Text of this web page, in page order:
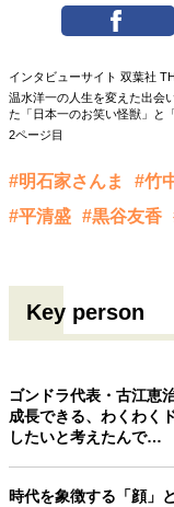
インタビューサイト 双葉社
温水洋一の人生を変えた出会
た「日本一のお笑い怪獣」と
2ページ目
#明石家さんま #竹
#平清盛 #黒谷友香
Key person
ゴンドラ代表・古江恵
成長できる、わくわく
したいと考えたんで…
時代を象徴する「顔」